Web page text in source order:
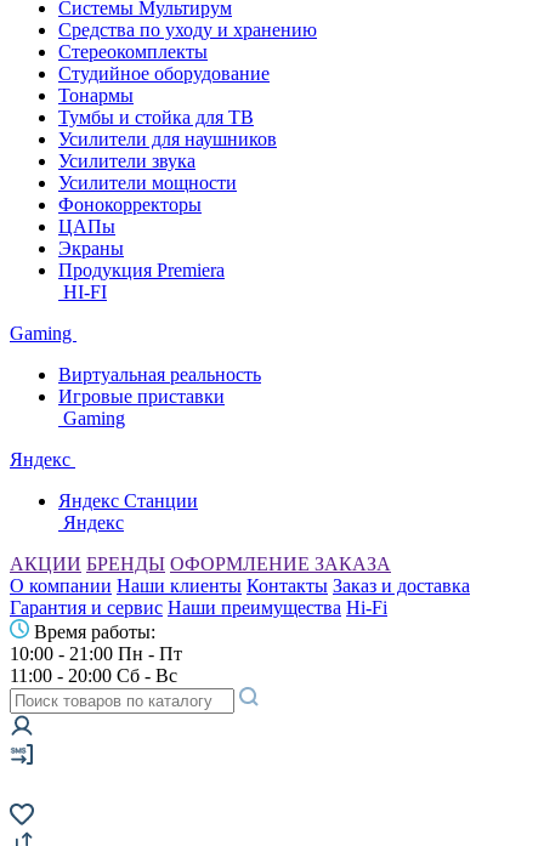
Системы Мультирум
Средства по уходу и хранению
Стереокомплекты
Студийное оборудование
Тонармы
Тумбы и стойка для ТВ
Усилители для наушников
Усилители звука
Усилители мощности
Фонокорректоры
ЦАПы
Экраны
Продукция Premiera
HI-FI
Gaming
Виртуальная реальность
Игровые приставки
Gaming
Яндекс
Яндекс Станции
Яндекс
АКЦИИ БРЕНДЫ ОФОРМЛЕНИЕ ЗАКАЗА
О компании Наши клиенты Контакты Заказ и доставка
Гарантия и сервис Наши преимущества Hi-Fi
Время работы:
10:00 - 21:00 Пн - Пт
11:00 - 20:00 Сб - Вс